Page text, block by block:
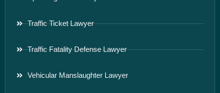
Traffic Ticket Lawyer
Traffic Fatality Defense Lawyer
Vehicular Manslaughter Lawyer